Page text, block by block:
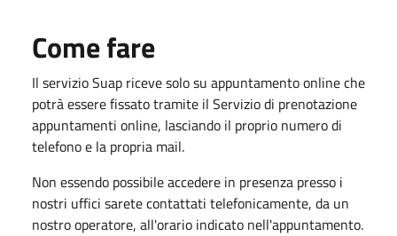
Come fare
Il servizio Suap riceve solo su appuntamento online che
potrà essere fissato tramite il Servizio di prenotazione
appuntamenti online, lasciando il proprio numero di
telefono e la propria mail.
Non essendo possibile accedere in presenza presso i
nostri uffici sarete contattati telefonicamente, da un
nostro operatore, all'orario indicato nell'appuntamento.